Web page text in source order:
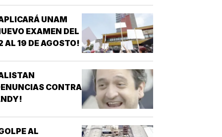
UNAM
EXAMEN DEL
AL 19 DE AGOSTO!
CONTRA
AL